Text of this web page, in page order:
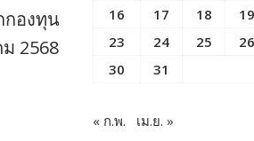
องทุน
2568
16
17 18 19
23
24 25 26
30
31
« ก.พ. เม.ย. »